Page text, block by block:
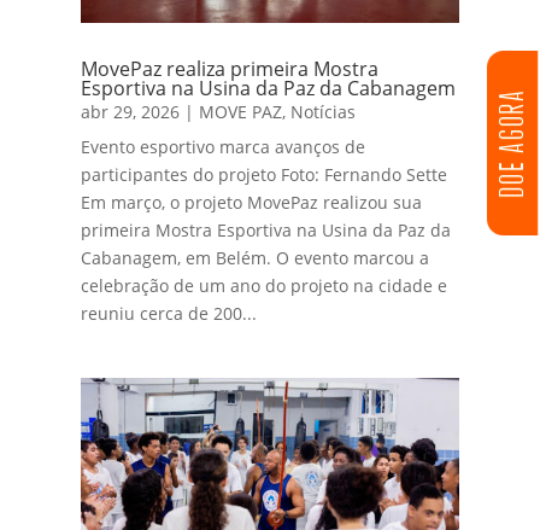
DOE AGORA
MovePaz realiza primeira Mostra
Esportiva na Usina da Paz da Cabanagem
abr 29, 2026 | MOVE PAZ, Notícias
Evento esportivo marca avanços de
participantes do projeto Foto: Fernando Sette
Em março, o projeto MovePaz realizou sua
primeira Mostra Esportiva na Usina da Paz da
Cabanagem, em Belém. O evento marcou a
celebração de um ano do projeto na cidade e
reuniu cerca de 200...